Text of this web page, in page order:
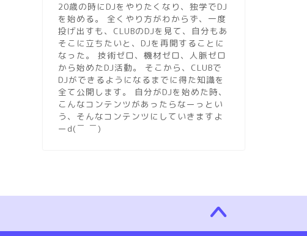
20歳の時にDJをやりたくなり、独学でDJ
を始める。 全くやり方がわからず、一度
投げ出すも、CLUBのDJを見て、自分もあ
そこに立ちたいと、DJを再開することに
なった。 技術ゼロ、機材ゼロ、人脈ゼロ
から始めたDJ活動。 そこから、CLUBで
DJができるようになるまでに得た知識を
全て公開します。 自分がDJを始めた時、
こんなコンテンツがあったらなーっとい
う、そんなコンテンツにしていきますよ
ーd(￣ ￣)